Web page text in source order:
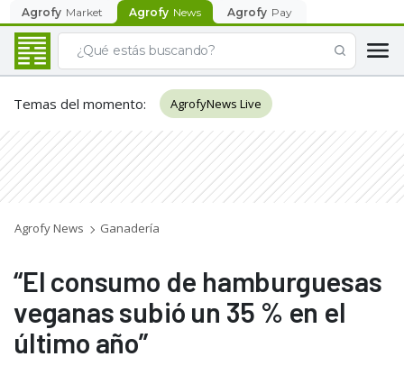
Agrofy Market Agrofy News Agrofy Pay
Temas del momento: AgrofyNews Live
Agrofy News Ganadería
“El consumo de hamburguesas
veganas subió un 35 % en el
último año”